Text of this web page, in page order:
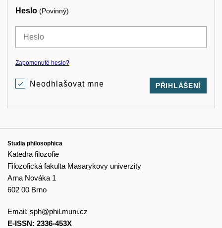
Heslo (Povinný)
Zapomenuté heslo?
Neodhlašovat mne PŘIHLÁŠENÍ
Studia philosophica
Katedra filozofie
Filozofická fakulta Masarykovy univerzity
Arna Nováka 1
602 00 Brno
Email: sph@phil.muni.cz
E-ISSN: 2336-453X